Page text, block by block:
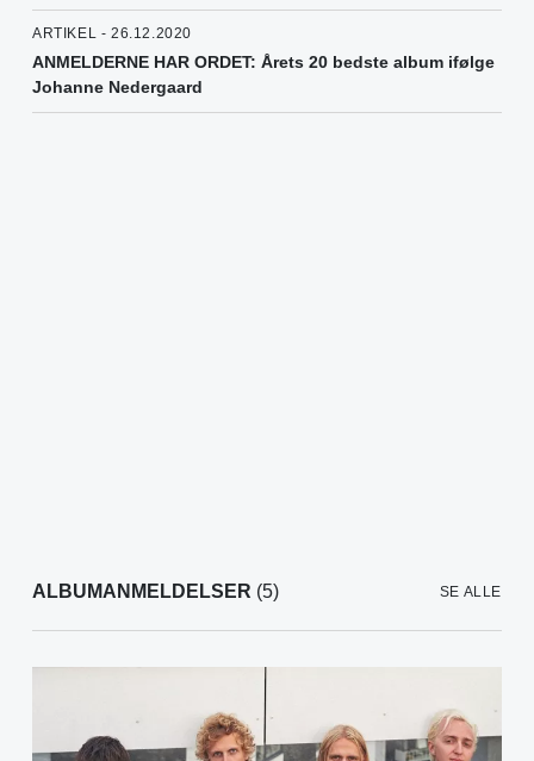
ARTIKEL - 26.12.2020
ANMELDERNE HAR ORDET: Årets 20 bedste album ifølge
Johanne Nedergaard
ALBUMANMELDELSER (5) SE ALLE